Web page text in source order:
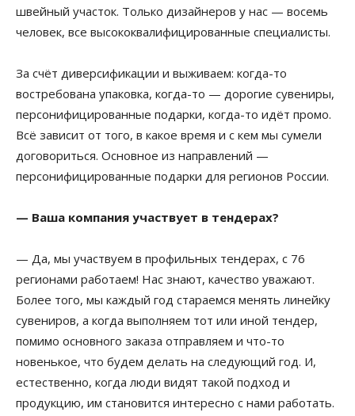
швейный участок. Только дизайнеров у нас — восемь
человек, все высококвалифицированные специалисты.
За счёт диверсификации и выживаем: когда-то
востребована упаковка, когда-то — дорогие сувениры,
персонифицированные подарки, когда-то идёт промо.
Всё зависит от того, в какое время и с кем мы сумели
договориться. Основное из направлений —
персонифицированные подарки для регионов России.
— Ваша компания участвует в тендерах?
— Да, мы участвуем в профильных тендерах, с 76
регионами работаем! Нас знают, качество уважают.
Более того, мы каждый год стараемся менять линейку
сувениров, а когда выполняем тот или иной тендер,
помимо основного заказа отправляем и что-то
новенькое, что будем делать на следующий год. И,
естественно, когда люди видят такой подход и
продукцию, им становится интересно с нами работать.